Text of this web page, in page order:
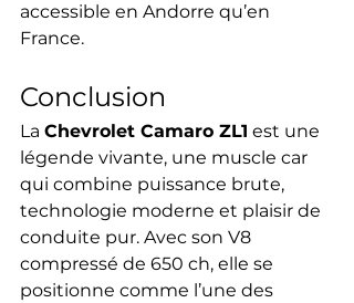
accessible en Andorre qu’en
France.
Conclusion
La Chevrolet Camaro ZL1 est une
légende vivante, une muscle car
qui combine puissance brute,
technologie moderne et plaisir de
conduite pur. Avec son V8
compressé de 650 ch, elle se
positionne comme l’une des